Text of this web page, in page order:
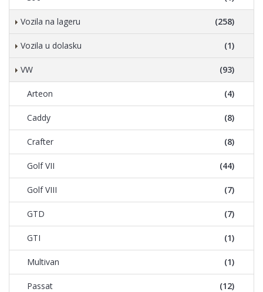
Vozila na lageru (258)
Vozila u dolasku (1)
VW (93)
Arteon (4)
Caddy (8)
Crafter (8)
Golf VII (44)
Golf VIII (7)
GTD (7)
GTI (1)
Multivan (1)
Passat (12)